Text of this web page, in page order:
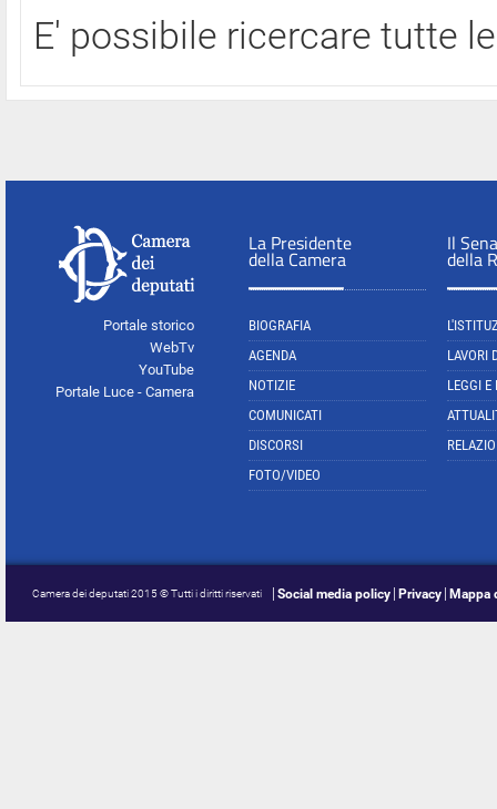
E' possibile ricercare tutte
Portale storico
WebTv
YouTube
Portale Luce - Camera
La Presidente
della Camera
BIOGRAFIA
AGENDA
NOTIZIE
COMUNICATI
DISCORSI
FOTO/VIDEO
Il
della
LAVORI
LEGGI E
Camera dei deputati 2015 © Tutti i diritti riservati Social media policy Privacy Mappa